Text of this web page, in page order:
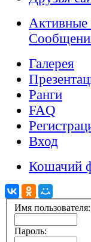
Галерея
Ранги
FAQ
Вход
Кошачий
Имя пользователя:
Пароль: